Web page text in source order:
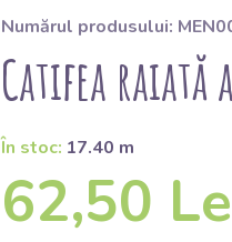
Numărul produsului:
Catifea raiată
În stoc: 17.40 m
62,50